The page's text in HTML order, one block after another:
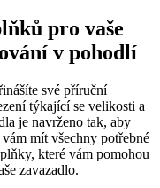
pro vaše
v pohodlí
své příruční
týkající se velikosti a
je navrženo tak, aby
mít všechny potřebné
které vám pomohou
zavazadlo.